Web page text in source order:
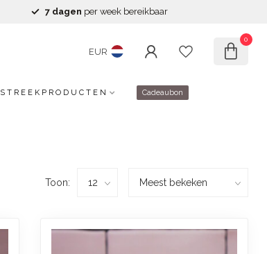
7 dagen per week bereikbaar
EUR
0
STREEKPRODUCTEN Cadeaubon
Toon: